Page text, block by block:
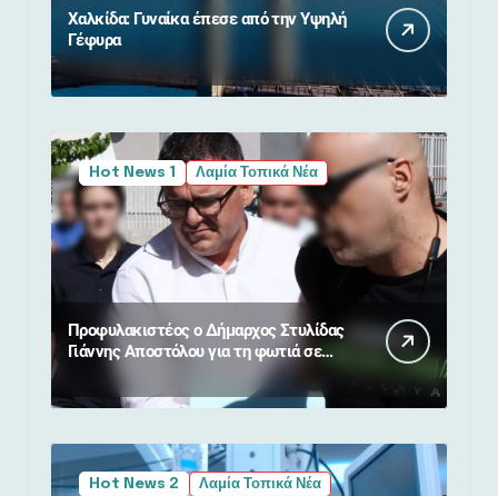
Χαλκίδα: Γυναίκα έπεσε από την Υψηλή
Γέφυρα
Hot News 1 Λαμία Τοπικά Νέα
Προφυλακιστέος ο Δήμαρχος Στυλίδας
Γιάννης Αποστόλου για τη φωτιά σε
Hot News 2 Λαμία Τοπικά Νέα